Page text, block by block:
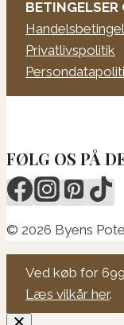
BETINGELSER
Privatlivspolitik
FØLG OS PÅ
© 2026 Byens
Ved køb for
Læs vilkår her.